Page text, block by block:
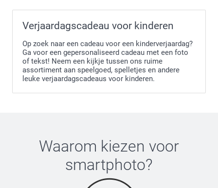
Verjaardagscadeau voor kinderen
Op zoek naar een cadeau voor een kinderverjaardag?
Ga voor een gepersonaliseerd cadeau met een foto
of tekst! Neem een kijkje tussen ons ruime
assortiment aan speelgoed, spelletjes en andere
leuke verjaardagscadeaus voor kinderen.
Waarom kiezen voor
smartphoto?